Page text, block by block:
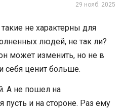
29 нояб. 2025
не характерны для
людей, не так ли?
может изменить, но не в
себя ценит больше.
А не пошел на
пусть и на стороне. Раз ему